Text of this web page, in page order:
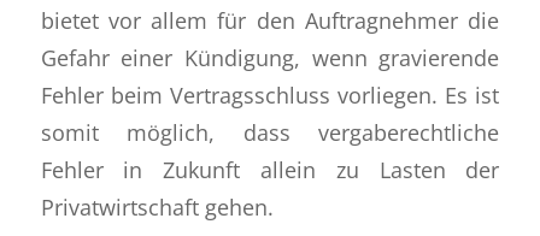
bietet vor allem für den Auftragnehmer die
Gefahr einer Kündigung, wenn gravierende
Fehler beim Vertragsschluss vorliegen. Es ist
somit möglich, dass vergaberechtliche
Fehler in Zukunft allein zu Lasten der
Privatwirtschaft gehen.